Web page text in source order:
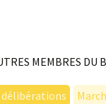
MEMBRES
délibérations